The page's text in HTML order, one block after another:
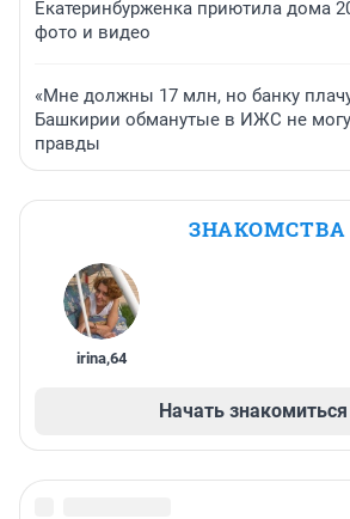
Екатеринбурженка приютила дома
фото и видео
«Мне должны 17 млн, но банку
Башкирии обманутые в ИЖС не
правды
ЗНАКОМСТВА
irina,64
Начать знакомиться